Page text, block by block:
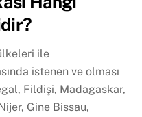
ile
istenen ve olması
Fildişi, Madagaskar,
Gine Bissau,